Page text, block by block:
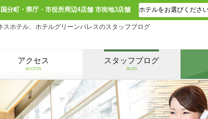
分町・県庁・市役所周辺4店舗 市街地3店舗
スホテル、ホテルグリーンパレスのスタッフブログ
アクセス
ACCESS
スタッフブログ
BLOG